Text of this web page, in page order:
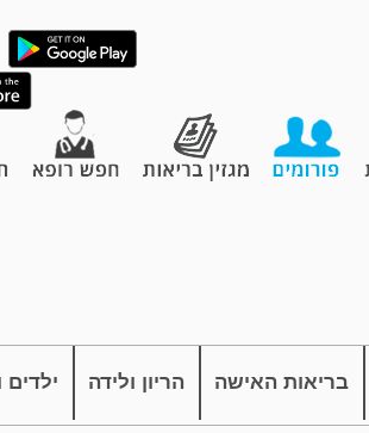
בריאות האישה הריון ולידה ילדים